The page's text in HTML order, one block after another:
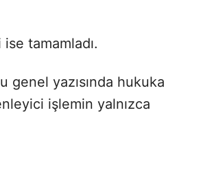
tamamladı.
genel yazısında hukuka
işlemin yalnızca